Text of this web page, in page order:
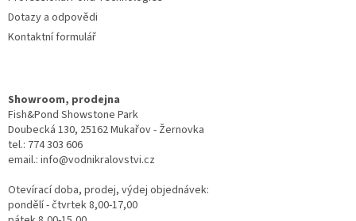
Dotazy a odpovědi
Kontaktní formulář
Showroom, prodejna
Fish&Pond Showstone Park
Doubecká 130, 25162 Mukařov - Žernovka
tel.: 774 303 606
email.: info@vodnikralovstvi.cz
Otevírací doba, prodej, výdej objednávek:
pondělí - čtvrtek 8,00-17,00